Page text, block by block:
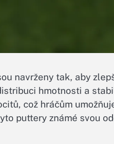
navrženy tak, aby
hmotnosti a
což hráčům
puttery známé svou